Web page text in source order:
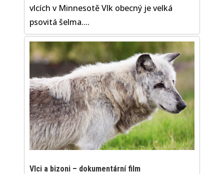
vlcích v Minnesotě Vlk obecný je velká
psovitá šelma....
Vlci a bizoni – dokumentární film